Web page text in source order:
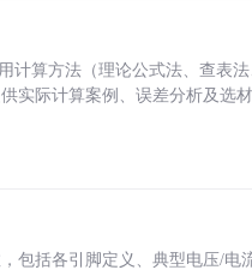
计算方法（理论公式法、查表
实际计算案例、误差分析及选
包括各引脚定义、典型电压/